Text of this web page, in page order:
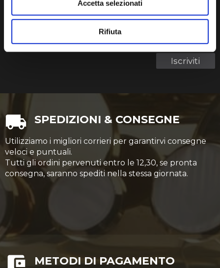
Accetta selezionati
Rifiuta
Iscriviti
SPEDIZIONI & CONSEGNE
Utilizziamo i migliori corrieri per garantirvi consegne
veloci e puntuali.
Tutti gli ordini pervenuti entro le 12,30, se pronta
consegna, saranno spediti nella stessa giornata.
METODI DI PAGAMENTO